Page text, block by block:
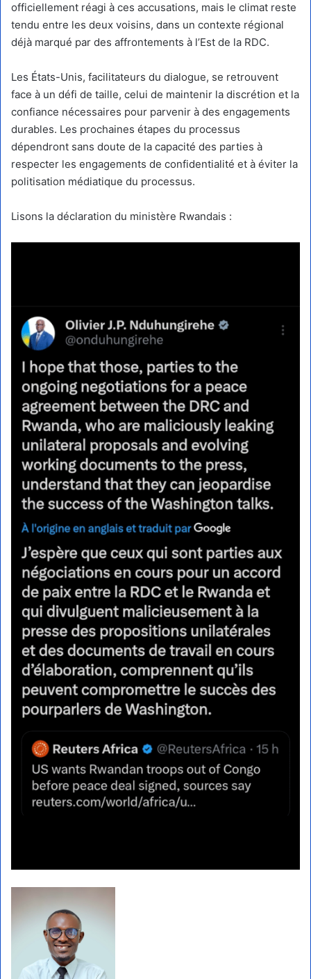
officiellement réagi à ces accusations, mais le climat reste
tendu entre les deux voisins, dans un contexte régional
déjà marqué par des affrontements à l’Est de la RDC.
Les États-Unis, facilitateurs du dialogue, se retrouvent
face à un défi de taille, celui de maintenir la discrétion et la
confiance nécessaires pour parvenir à des engagements
durables. Les prochaines étapes du processus
dépendront sans doute de la capacité des parties à
respecter les engagements de confidentialité et à éviter la
politisation médiatique du processus.
Lisons la déclaration du ministère Rwandais :